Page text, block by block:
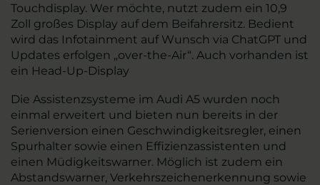
Touchdisplay. Wer möchte, nutzt zudem ein 10,9
Zoll großes Display auf dem Beifahrersitz. Bedient
wird das Infotainment auf Wunsch via ChatGPT und
Updates erfolgen „over-the-Air“. Auch vorhanden ist
ein Head-Up-Display
Die Assistenzsysteme im Audi A5 wurden noch
einmal erweitert und bieten nun bereits in der
Serienversion einen Geschwindigkeitsregler, einen
Spurhalter sowie einen Effizienzassistenten und
einen Müdigkeitswarner. Möglich ist zudem ein
Abstandswarner, Verkehrszeichenerkennung sowie